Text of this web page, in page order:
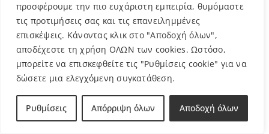
προσφέρουμε την πιο ευχάριστη εμπειρία, θυμόμαστε
τις προτιμήσεις σας και τις επανειλημμένες
επισκέψεις. Κάνοντας κλικ στο "Αποδοχή όλων",
αποδέχεστε τη χρήση ΟΛΩΝ των cookies. Ωστόσο,
μπορείτε να επισκεφθείτε τις "Ρυθμίσεις cookie" για να
δώσετε μια ελεγχόμενη συγκατάθεση.
Ρυθμίσεις Απόρριψη όλων Αποδοχή όλων